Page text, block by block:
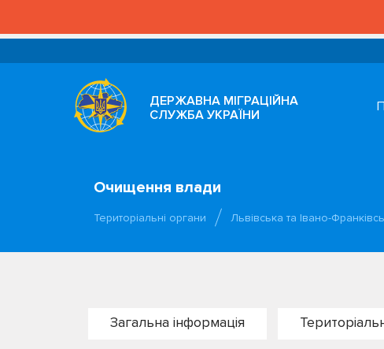
ДЕРЖАВНА МІГРАЦІЙНА
СЛУЖБА УКРАЇНИ
Очищення влади
Територіальні органи Львівська та Івано-
Загальна інформація